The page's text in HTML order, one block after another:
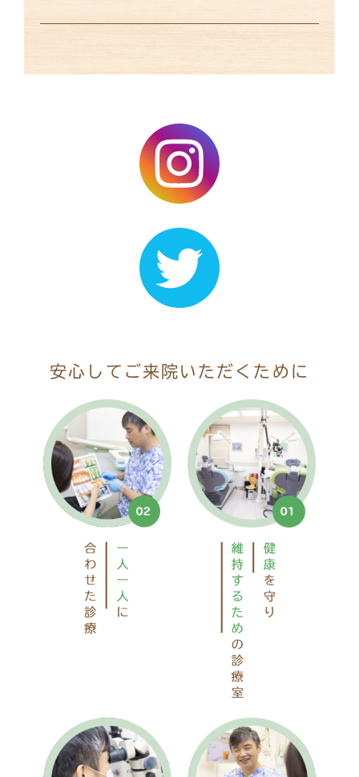
安心して ご来院いただくために